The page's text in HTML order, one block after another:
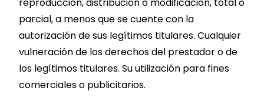
parcial, a menos que se cuente con la
autorización de sus legítimos titulares. Cualquier
vulneración de los derechos del prestador o de
los legítimos titulares. Su utilización para fines
comerciales o publicitarios.